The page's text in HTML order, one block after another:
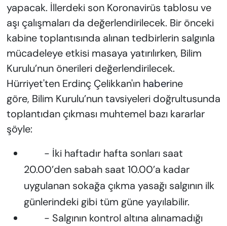
yapacak. İllerdeki son Koronavirüs tablosu ve
aşı çalışmaları da değerlendirilecek. Bir önceki
kabine toplantısında alınan tedbirlerin salgınla
mücadeleye etkisi masaya yatırılırken, Bilim
Kurulu’nun önerileri değerlendirilecek.
Hürriyet'ten Erdinç Çelikkan'ın haberine
göre, Bilim Kurulu’nun tavsiyeleri doğrultusunda
toplantıdan çıkması muhtemel bazı kararlar
şöyle:
- İki haftadır hafta sonları saat
20.00’den sabah saat 10.00’a kadar
uygulanan sokağa çıkma yasağı salgının ilk
günlerindeki gibi tüm güne yayılabilir.
- Salgının kontrol altına alınamadığı